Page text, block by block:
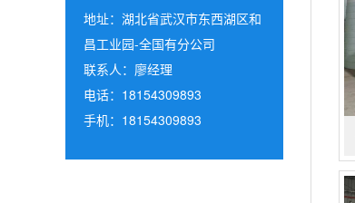
地址：湖北省武汉市东西湖区和
昌工业园-全国有分公司
联系人：廖经理
电话：18154309893
手机：18154309893